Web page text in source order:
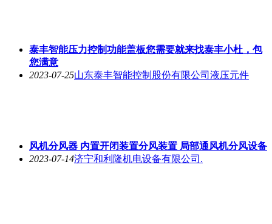
泰丰智能压力控制功能盖板您需要就来找泰丰小杜，包
您满意
2023-07-25山东泰丰智能控制股份有限公司液压元件
风机分风器 内置开闭装置分风装置 局部通风机分风设备
2023-07-14济宁和利隆机电设备有限公司.